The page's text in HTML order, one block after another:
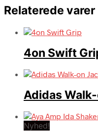
Relaterede varer
4on Swift
Adidas
Nyhed!